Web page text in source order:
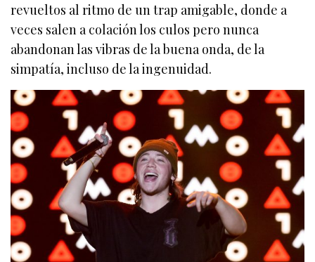
revueltos al ritmo de un trap amigable, donde a
veces salen a colación los culos pero nunca
abandonan las vibras de la buena onda, de la
simpatía, incluso de la ingenuidad.